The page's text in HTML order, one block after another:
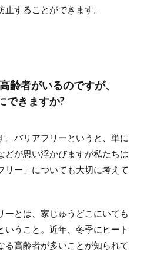
止することができます。
者がいるのですが、
できますか?
。バリアフリーというと、単に
どが思い浮かびますが私たちは
リー」についても大切に考えて
ーとは、家じゅうどこにいても
いうこと。近年、冬季にヒート
る高齢者が多いことが知られて